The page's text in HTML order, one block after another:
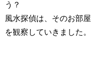
う？
風水探偵は、そのお部
を観察していきました。